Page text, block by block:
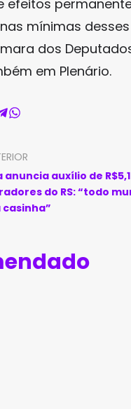
efeitos
mínimas
dos
em Plenário.
anuncia auxílio de
do RS: “todo
casinha”